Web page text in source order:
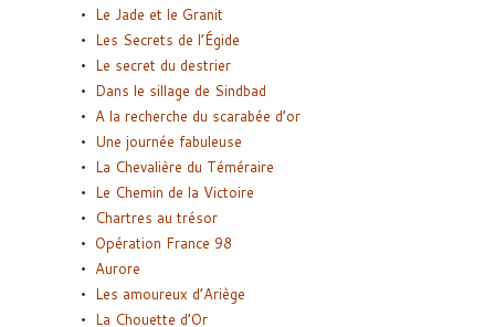
Le Jade et le Granit
Les Secrets de l’Égide
Le secret du destrier
Dans le sillage de Sindbad
A la recherche du scarabée d’or
Une journée fabuleuse
La Chevalière du Téméraire
Le Chemin de la Victoire
Chartres au trésor
Opération France 98
Aurore
Les amoureux d’Ariège
La Chouette d’Or